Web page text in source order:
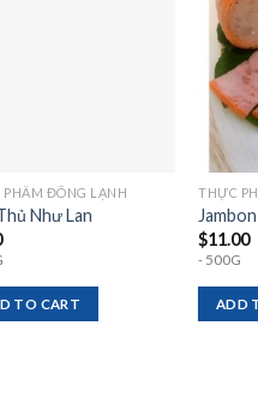
ĐÔNG LẠNH
Như Lan
TO CART
THỰC
$11.00
- 500G
ADD